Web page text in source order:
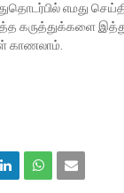
எமது
கருத்துக்களை
காணலாம்.